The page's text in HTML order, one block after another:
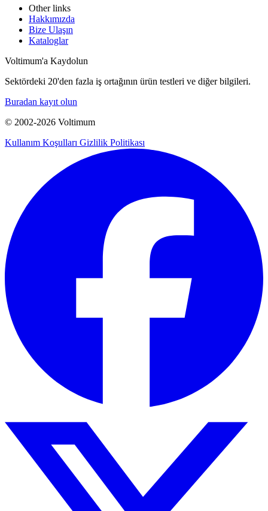
Other links
Hakkımızda
Bize Ulaşın
Kataloglar
Voltimum'a Kaydolun
Sektördeki 20'den fazla iş ortağının ürün testleri ve diğer bilgileri.
Buradan kayıt olun
© 2002-2026 Voltimum
Kullanım Koşulları Gizlilik Politikası